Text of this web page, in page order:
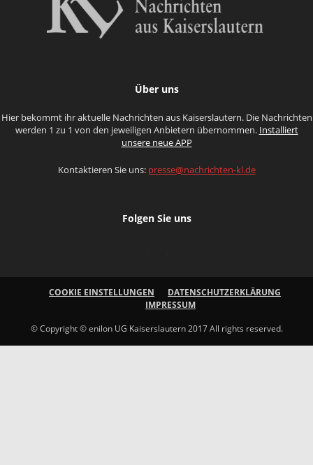
Über uns
Hier bekommt ihr aktuelle Nachrichten aus Kaiserslautern. Die Nachrichten
werden 1 zu 1 von den jeweiligen Anbietern übernommen. Installiert
unsere neue APP
Kontaktieren Sie uns: presse@nachrichten-kl.de
Folgen Sie uns
COOKIE EINSTELLUNGEN
DATENSCHUTZERKLÄRUNG
IMPRESSUM
© Copyright © enilon UG Kaiserslautern 2017 All rights reserved.